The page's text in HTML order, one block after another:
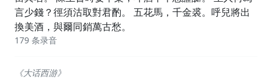
言少錢？徑須沽取對君酌。 五花馬，千金裘。呼兒將出
換美酒，與爾同銷萬古愁。
179 条录音
《大话西游》